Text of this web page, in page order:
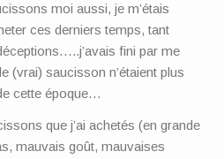
moi aussi, je m’étais
ces derniers temps, tant
fini par me
(vrai) saucisson n’étaient plus
cette époque…
que j’ai achetés (en grande
mauvais goût, mauvaises